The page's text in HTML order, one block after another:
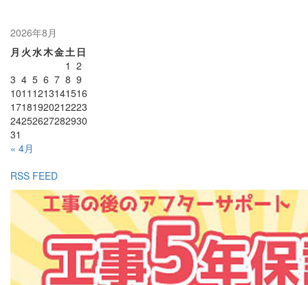
2026年8月
月 火水木金土 日
1 2
3 4 5 6 7 8 9
1011 1213141516
17181920212223
24252627282930
31
« 4月
RSS FEED